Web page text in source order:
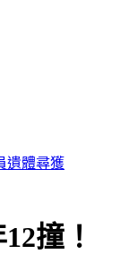
這檔」別長抱
12撞！